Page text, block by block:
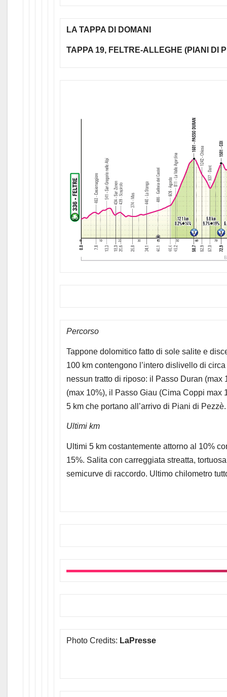
LA TAPPA DI DOMANI
TAPPA 19, FELTRE-ALLEGHE (PIANI DI
Percorso
Tappone dolomitico fatto di sole salite e
100 km contengono l’intero dislivello di
nessun tratto di riposo: il Passo Duran
(max 10%), il Passo Giau (Cima Coppi
5 km che portano all’arrivo di Piani di Pezzè.
Ultimi km
Ultimi 5 km costantemente attorno al 10%
15%. Salita con carreggiata streatta,
semicurve di raccordo. Ultimo chilometro
Photo Credits: LaPresse